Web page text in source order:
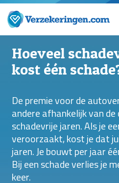
Hoeveel
kost één
De premie voor de
andere afhankelijk van
schadevrije jaren. Als je
veroorzaakt, kost je dat
jaren. Je bouwt per jaar
Bij een schade verlies je
keer.